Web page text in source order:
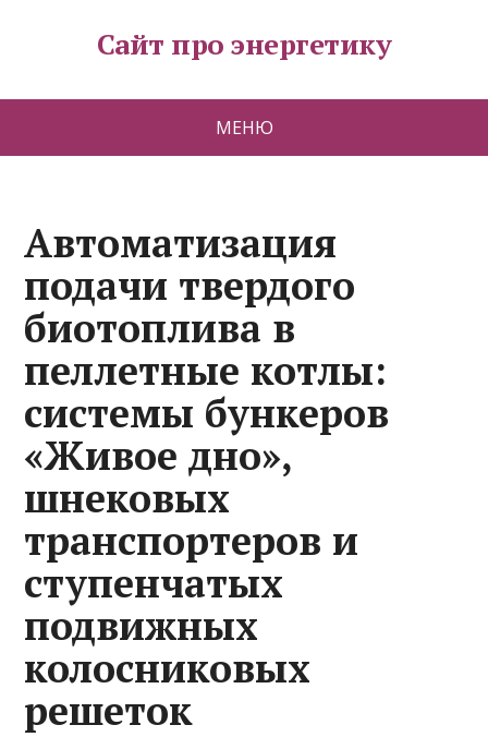
Сайт про энергетику
МЕНЮ
Автоматизация
подачи твердого
биотоплива в
пеллетные котлы:
системы бункеров
«Живое дно»,
шнековых
транспортеров и
ступенчатых
подвижных
колосниковых
решеток